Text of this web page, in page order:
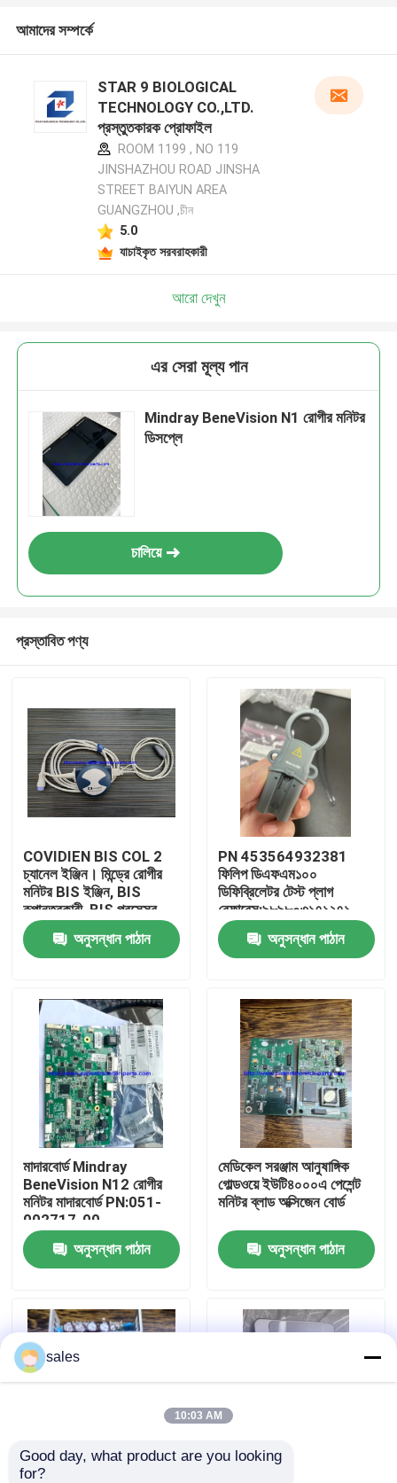
পণ্য
ভিডিও
আমাদের সম্পর্কে
কারখানা ভ্রমণ
মান নিয়ন্ত্রণ
আমাদের সাথে যোগাযোগ
উদ্ধৃতির জন্য আবেদন
রোগীর মনিটর মডিউল
আমাদের সম্পর্কে
STAR 9 BIOLOGICAL
TECHNOLOGY CO.,LTD.
প্রস্তুতকারক প্রোফাইল
ROOM 1199 , NO 119
JINSHAZHOU ROAD JINSHA
STREET BAIYUN AREA
GUANGZHOU ,চীন
5.0
যাচাইকৃত সরবরাহকারী
আরো দেখুন
এর সেরা মূল্য পান
Mindray BeneVision N1 রোগীর মনিটর
ডিসপ্লে
চালিয়ে
প্রস্তাবিত পণ্য
COVIDIEN BIS COL 2
চ্যানেল ইঞ্জিন। মিন্ড্রে রোগীর
মনিটর BIS ইঞ্জিন, BIS
রূপান্তরকারী, BIS প্রসেসর
অনুসন্ধান পাঠান
PN 453564932381
ফিলিপ ডিএফএম১০০
ডিফিব্রিলেটর টেস্ট প্লাগ
রেফারেন্স:৯৮৯৮০৩১৭১২৭১
অনুসন্ধান পাঠান
মাদারবোর্ড Mindray
BeneVision N12 রোগীর
মনিটর মাদারবোর্ড PN:051-
002717-00
অনুসন্ধান পাঠান
মেডিকেল সরঞ্জাম আনুষাঙ্গিক
গোল্ডওয়ে ইউটি৪০০০এ পেশেন্ট
মনিটর ব্লাড অক্সিজেন বোর্ড
অনুসন্ধান পাঠান
পাওয়ার সাপ্লাই বোর্ড জিই
sales
10:03 AM
Good day, what product are you looking
for?